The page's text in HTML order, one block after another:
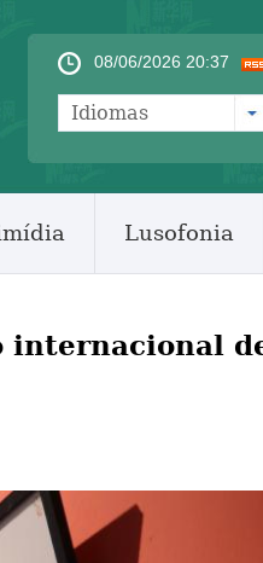
08/06/2026 20:37
Idiomas
Lusofonia
internacional